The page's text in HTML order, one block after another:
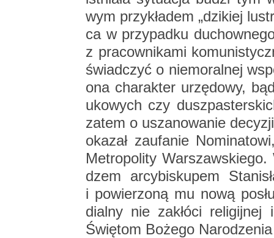
wym przy­kła­dem „dzi­kiej
ca w przy­pad­ku
z pra­cow­ni­ka­mi
świad­czyć o nie­mo­ral­nej
ona cha­rak­ter urzę­do­wy,
uko­wych czy
zatem o usza­no­wa­nie
oka­zał za­ufa­nie
Me­tro­po­li­ty
dzem ar­cy­bi­sku­pem
i po­wie­rzo­ną mu nową
dial­ny nie za­kłó­ci re­li­gij­nej
Świę­tom Bo­że­go Na­ro­dze­nia